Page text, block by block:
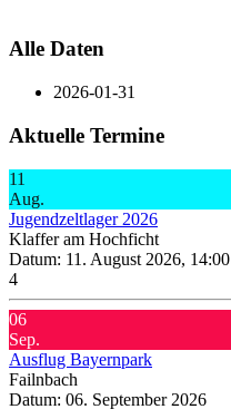
Alle Daten
2026-01-31
Aktuelle Termine
11
Aug.
Jugendzeltlager 2026
Klaffer am Hochficht
Datum: 11. August 2026, 14:00
4
06
Sep.
Ausflug Bayernpark
Failnbach
Datum: 06. September 2026